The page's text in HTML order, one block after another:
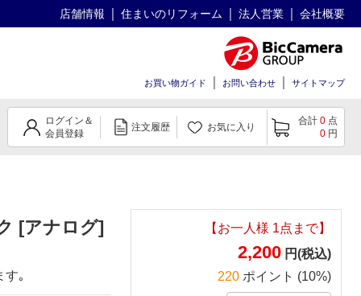
店舗情報 住まいのリフォーム 法人営業 会社概要
お買い物ガイド お問い合わせ サイトマップ
ログイン＆
会員登録
注文履歴 お気に入り
合計 0 点
0 円
[アナログ]
す｡
【お一人様 1点まで】
2,200 円(税込)
220 ポイント (10%)